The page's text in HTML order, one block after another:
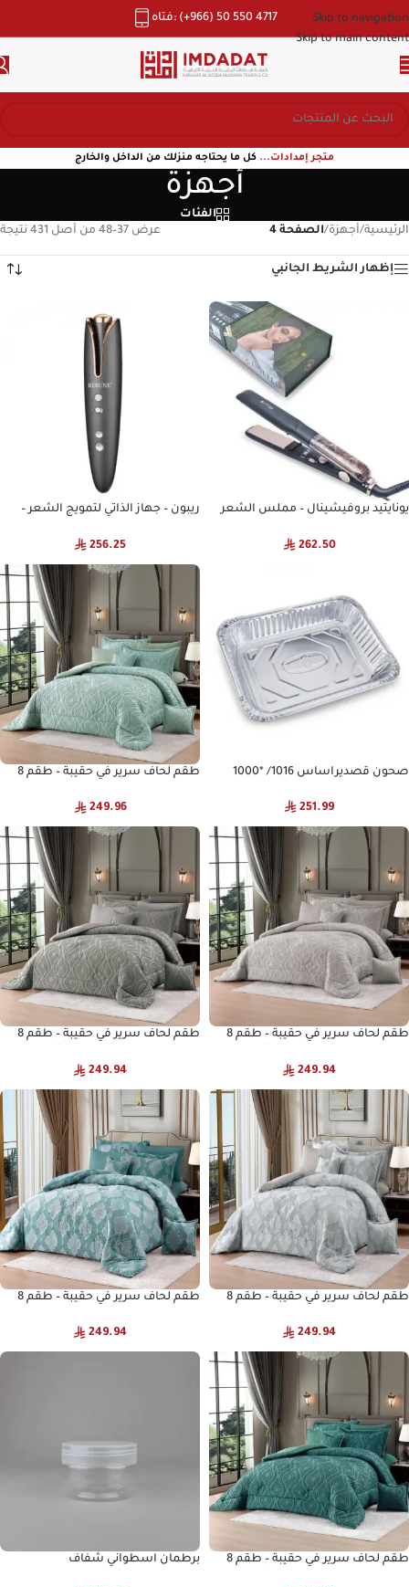
Skip to navigation
Skip to main content
هاتف: (+966) 50 550 4717
متجر إمدادات... كل ما يحتاجه منزلك من الداخل والخارج
أجهزة
الفئات
الرئيسية/أجهزة/الصفحة 4 عرض 37–48 من أصل 431 نتيجة
إظهار الشريط الجانبي
يونايتيد بروفيشينال – مملس الشعر
262.50
ريبون – جهاز الذاتي لتمويج الشعر –
256.25
صحون قصديراساس 1016/ *1000
251.99
طقم لحاف سرير في حقيبة – طقم 8
المايكروفايبر الفاخر – طقم لحاف
لجميع المواسم
249.96
طقم لحاف سرير في حقيبة – طقم 8
المايكروفايبر الفاخر – طقم لحاف
لجميع المواسم
249.94
طقم لحاف سرير في حقيبة – طقم 8
المايكروفايبر الفاخر – طقم لحاف
لجميع المواسم
249.94
طقم لحاف سرير في حقيبة – طقم 8
المايكروفايبر الفاخر – طقم لحاف
لجميع المواسم
249.94
طقم لحاف سرير في حقيبة – طقم 8
المايكروفايبر الفاخر – طقم لحاف
لجميع المواسم
249.94
طقم لحاف سرير في حقيبة – طقم 8
برطمان اسطواني شفاف